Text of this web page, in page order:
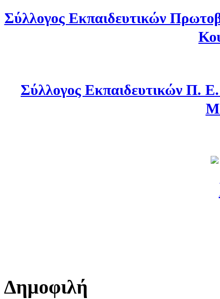
Σύλλογος Εκπαιδευτικών
Σύλλογος Εκπαιδευτικών Π.
Δημοφιλή